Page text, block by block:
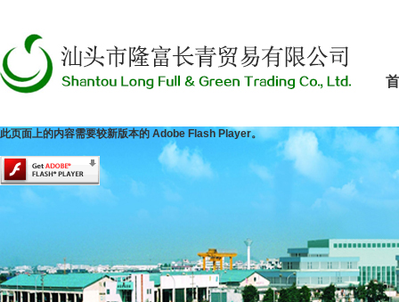
此页面上的内容需要较新版本的 Adobe Flash Player。